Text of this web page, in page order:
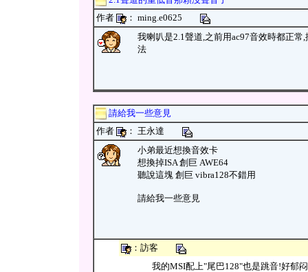
作者
： ming.e0625
我喇叭是2.1聲道,之前用ac97音效時都正
法
請給我一些意見
作者
： 王永達
小弟最近想換音效卡
想換掉ISA 創巨 AWE64
聽說這塊 創巨 vibra128不錯用
請給我一些意見
：訪客
我的MSI配上"尾巴128"也是跳音!好郁